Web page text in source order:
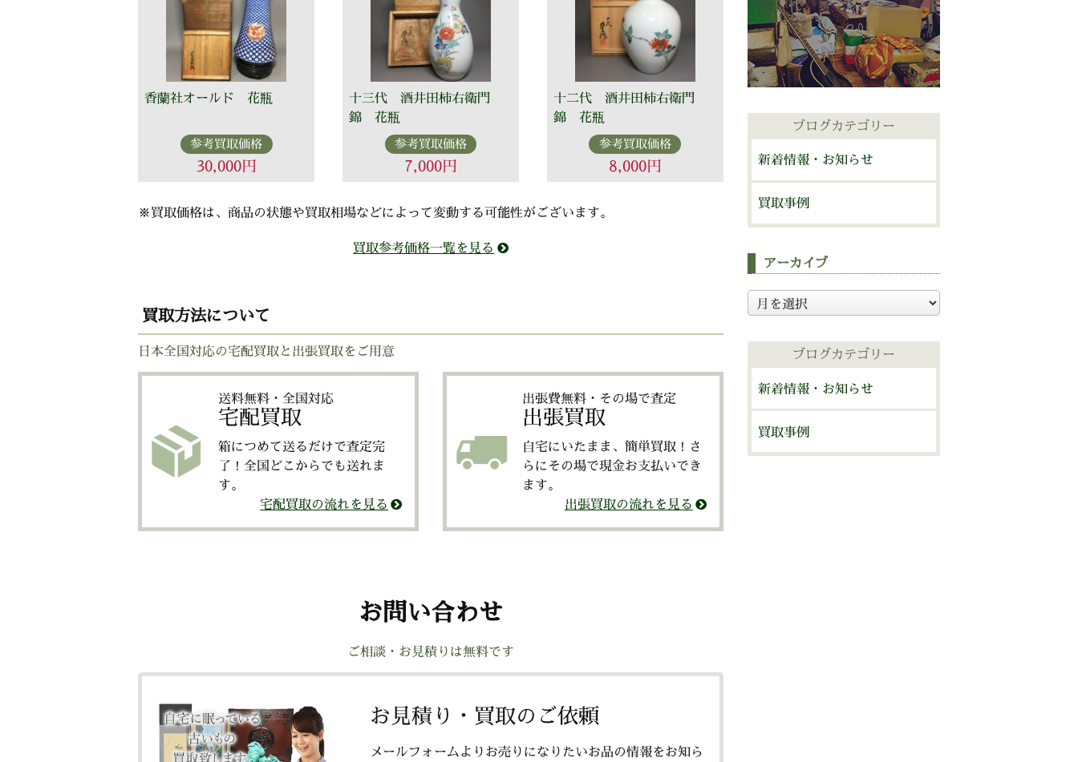
香蘭社オールド 花瓶
参考買取価格
30,000円
十三代 酒井田柿右衛門
錦 花瓶
参考買取価格
7,000円
十二代 酒井田柿右衛門
錦 花瓶
参考買取価格
8,000円
※買取価格は、商品の状態や買取相場などによって変動する可能性がございます。
買取参考価格一覧を見る
買取方法について
日本全国対応の宅配買取と出張買取をご用意
送料無料・全国対応
宅配買取
箱につめて送るだけで査定完
了！全国どこからでも送れま
す。
宅配買取の流れを見る
出張費無料・その場で査定
出張買取
自宅にいたまま、簡単買取！さ
らにその場で現金お支払いでき
ます。
出張買取の流れを見る
お問い合わせ
ご相談・お見積りは無料です
お見積り・買取のご依頼
メールフォームよりお売りになりたいお品の情報をお知ら
ブログカテゴリー
新着情報・お知らせ
買取事例
アーカイブ
ア
ー
ブ
ブログカテゴリー
新着情報・お知らせ
買取事例